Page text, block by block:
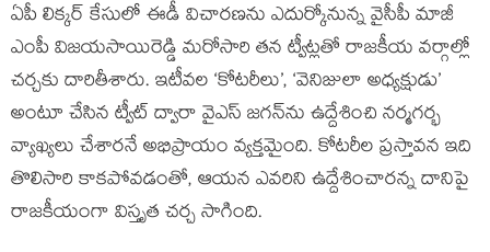
ఏపీ లిక్కర్ కేసులో ఈడీ విచారణను ఎదుర్కోనున్న వైసీపీ మాజీ
ఎంపీ విజయసాయిరెడ్డి మరోసారి తన ట్వీట్లతో రాజకీయ వర్గాల్లో
చర్చకు దారితీశారు. ఇటీవల ‘కోటరీలు’, ‘వెనిజులా అధ్యక్షుడు’
అంటూ చేసిన ట్వీట్‌ ద్వారా వైఎస్ జగన్‌ను ఉద్దేశించి నర్మగర్భ
వ్యాఖ్యలు చేశారనే అభిప్రాయం వ్యక్తమైంది. కోటరీల ప్రస్తావన ఇది
తొలిసారి కాకపోవడంతో, ఆయన ఎవరిని ఉద్దేశించారన్న దానిపై
రాజకీయంగా విస్తృత చర్చ సాగింది.